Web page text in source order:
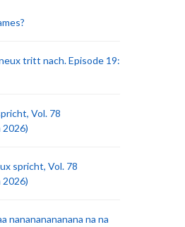
tritt nach. Episode 19:
Vol. 78
spricht, Vol. 78
nanananananana na na